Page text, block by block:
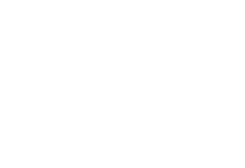
內建 Intel PXA270,
體，除了內建記憶體之